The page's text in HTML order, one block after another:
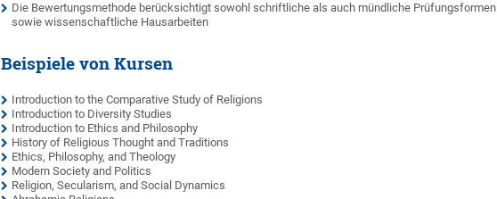
Die Bewertungsmethode berücksichtigt sowohl schriftliche als auch mündliche Prüfungsformen
sowie wissenschaftliche Hausarbeiten
Beispiele von Kursen
Introduction to the Comparative Study of Religions
Introduction to Diversity Studies
Introduction to Ethics and Philosophy
History of Religious Thought and Traditions
Ethics, Philosophy, and Theology
Modern Society and Politics
Religion, Secularism, and Social Dynamics